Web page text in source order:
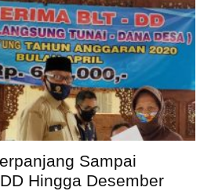
Sampai
Hingga Desember